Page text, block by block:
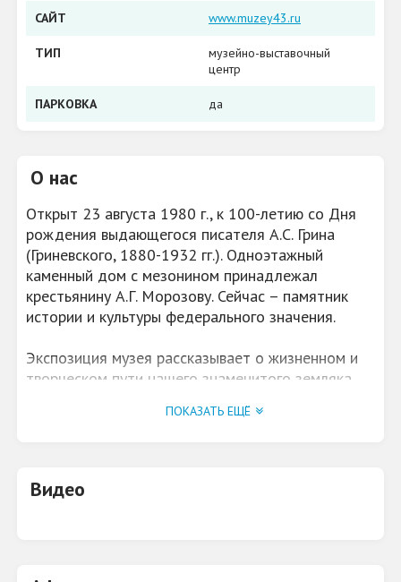
САЙТ www.muzey43.ru
ТИП
музейно-выставочный
центр
ПАРКОВКА да
О нас
Открыт 23 августа 1980 г., к 100-летию со Дня
рождения выдающегося писателя А.С. Грина
(Гриневского, 1880-1932 гг.). Одноэтажный
каменный дом с мезонином принадлежал
крестьянину А.Г. Морозову. Сейчас – памятник
истории и культуры федерального значения.
Экспозиция музея рассказывает о жизненном и
творческом пути нашего знаменитого земляка.
показать истоки творчества писателя, духовное
писателя, прошедшим в Вятке.
ПОКАЗАТЬ ЕЩЁ
Видео